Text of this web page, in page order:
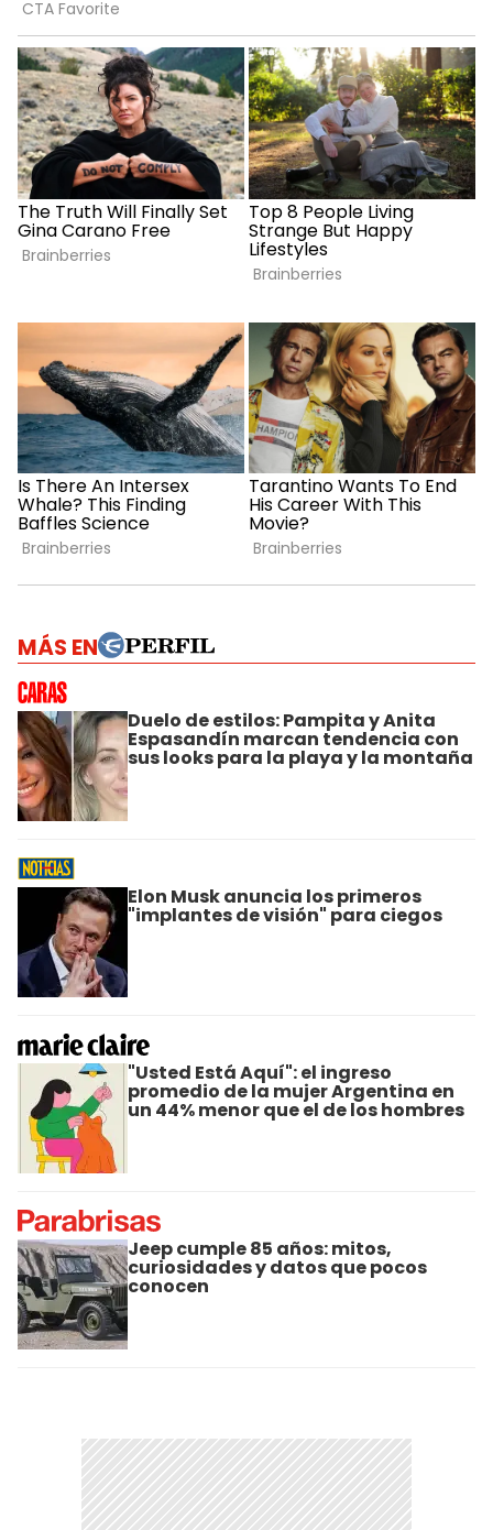
MÁS EN
Duelo de estilos: Pampita y Anita
Espasandín marcan tendencia con
sus looks para la playa y la montaña
Elon Musk anuncia los primeros
"implantes de visión" para ciegos
"Usted Está Aquí": el ingreso
promedio de la mujer Argentina en
un 44% menor que el de los hombres
Jeep cumple 85 años: mitos,
curiosidades y datos que pocos
conocen